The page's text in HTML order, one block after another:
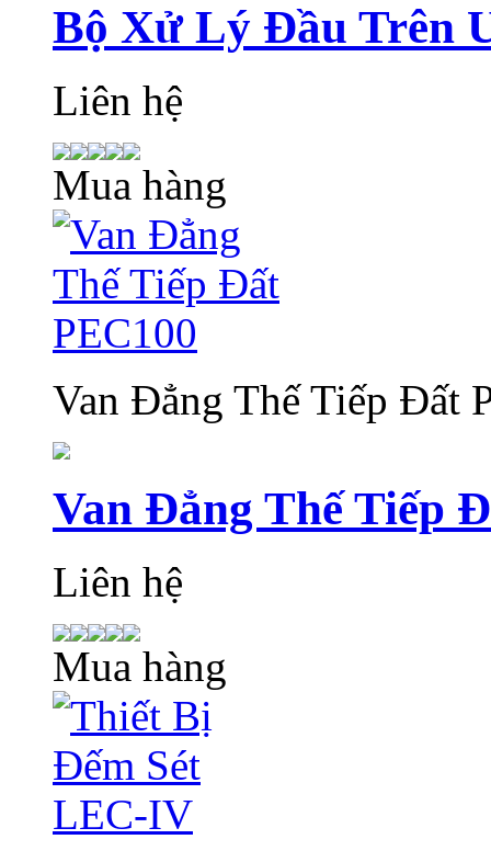
Bộ Xử Lý Đầu Trên
Liên hệ
Mua hàng
Van Đẳng Thế Tiếp Đất
Van Đẳng Thế Tiếp
Liên hệ
Mua hàng